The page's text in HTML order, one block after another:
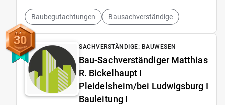
Baubegutachtungen Bausachverständige
30 SACHVERSTÄNDIGE: BAUWESEN
Bau-Sachverständiger Matthias
R. Bickelhaupt I
Pleidelsheim/bei Ludwigsburg I
Bauleitung I